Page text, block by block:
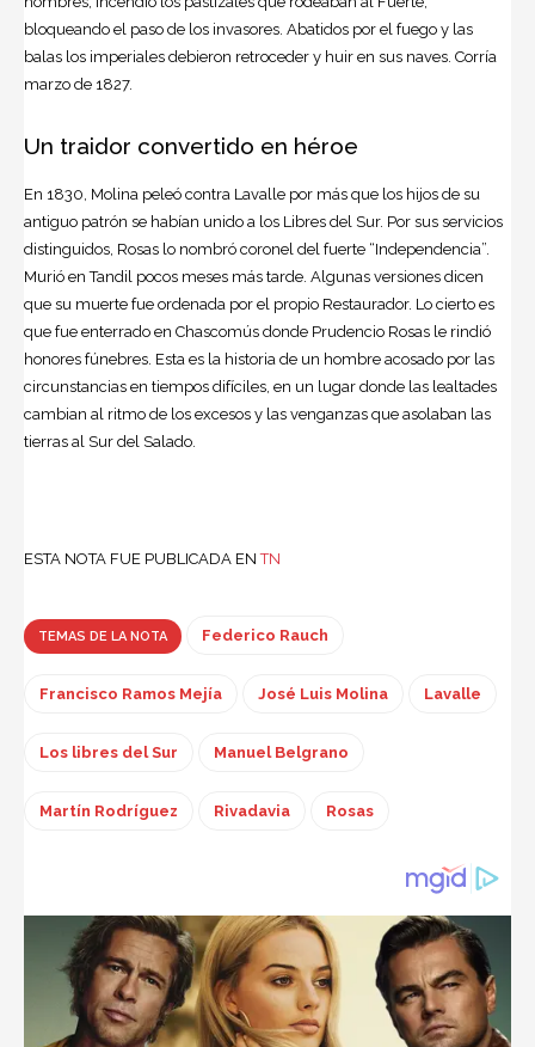
bloqueando el paso de los invasores. Abatidos por el fuego y las
balas los imperiales debieron retroceder y huir en sus naves. Corría
marzo de 1827.
Un traidor convertido en héroe
En 1830, Molina peleó contra Lavalle por más que los hijos de su
antiguo patrón se habían unido a los Libres del Sur. Por sus servicios
distinguidos, Rosas lo nombró coronel del fuerte “Independencia”.
Murió en Tandil pocos meses más tarde. Algunas versiones dicen
que su muerte fue ordenada por el propio Restaurador. Lo cierto es
que fue enterrado en Chascomús donde Prudencio Rosas le rindió
honores fúnebres. Esta es la historia de un hombre acosado por las
circunstancias en tiempos difíciles, en un lugar donde las lealtades
cambian al ritmo de los excesos y las venganzas que asolaban las
tierras al Sur del Salado.
ESTA NOTA FUE PUBLICADA ENTN
TEMAS DE LA NOTA Federico Rauch
Francisco Ramos Mejía José Luis Molina Lavalle
Los libres del Sur Manuel Belgrano
Martín Rodríguez Rivadavia Rosas